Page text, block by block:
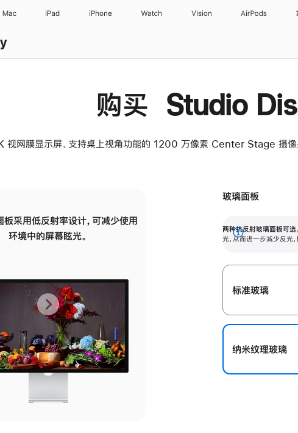
Mac iPad iPhone Watch Vision AirPods
购买 Studio
视网膜显示屏、支持桌上视角功能的 1200 万像素 Center Stage 摄像
板采用低反射率设计，可减少使用
环境中的屏幕眩光。
有高亮光源的场所使用，也能保持
上
一
张
图
下
一
张
图
玻璃面板
两种抗反射玻璃面板可选。
光，从而进一步减少反光
展
标准玻璃
纳米纹理玻璃